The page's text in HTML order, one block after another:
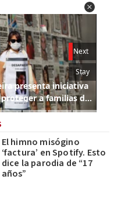
El himno misógino
‘factura’ en Spotify. Esto
dice la parodia de “17
años”